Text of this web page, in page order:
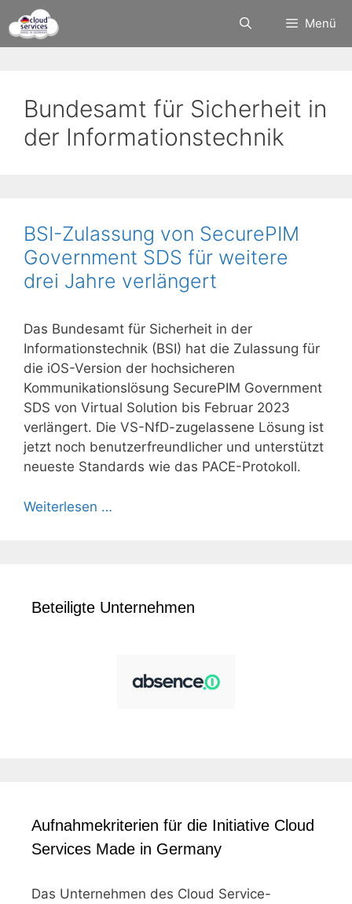
Inhalt
springen
Menü
Bundesamt für Sicherheit in
der Informationstechnik
BSI-Zulassung von SecurePIM
Government SDS für weitere
drei Jahre verlängert
Das Bundesamt für Sicherheit in der
Informationstechnik (BSI) hat die Zulassung für
die iOS-Version der hochsicheren
Kommunikationslösung SecurePIM Government
SDS von Virtual Solution bis Februar 2023
verlängert. Die VS-NfD-zugelassene Lösung ist
jetzt noch benutzerfreundlicher und unterstützt
neueste Standards wie das PACE-Protokoll.
Weiterlesen …
Beteiligte Unternehmen
Aufnahmekriterien für die Initiative Cloud
Services Made in Germany
Das Unternehmen des Cloud Service-